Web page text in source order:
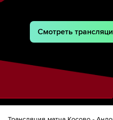
Смотреть